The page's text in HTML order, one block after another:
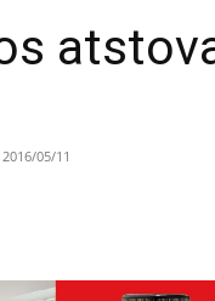
2016/05/11